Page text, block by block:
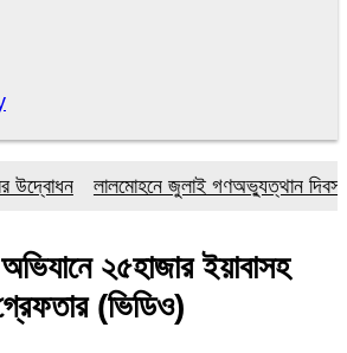
লালমোহনে জুলাই গণঅভ্যুত্থান দিবস
২৫হাজার ইয়াবাসহ
(ভিডিও)